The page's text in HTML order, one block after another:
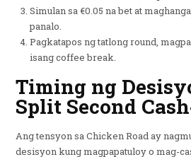
Simulan sa €0.05 na bet at
panalo.
Pagkatapos ng tatlong round,
isang coffee break.
Timing ng
Split Second
Ang tensyon sa Chicken Road ay
desisyon kung magpapatuloy o mag-